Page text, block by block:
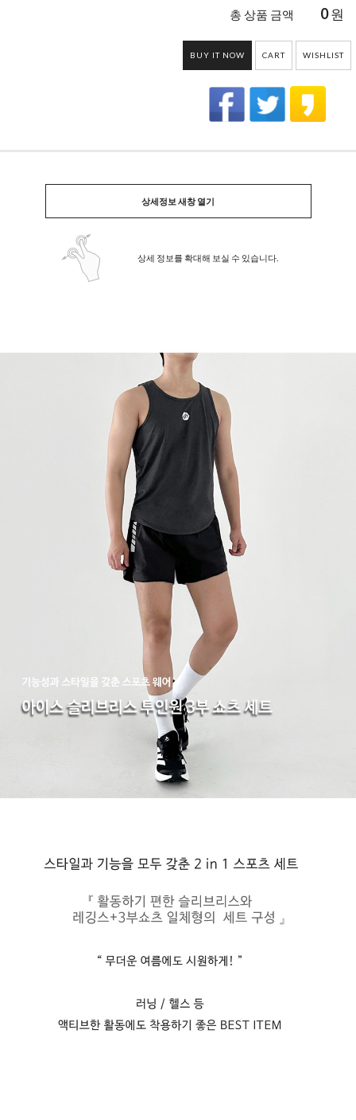
총 상품 금액 0원
BUY IT NOW CART WISHLIST
상세정보 새창 열기
상세 정보를 확대해 보실 수 있습니다.